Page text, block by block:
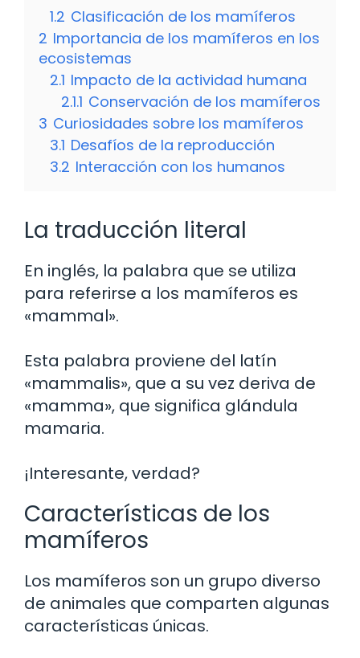
1.2 Clasificación de los mamíferos
2 Importancia de los mamíferos en los
ecosistemas
2.1 Impacto de la actividad humana
2.1.1 Conservación de los mamíferos
3 Curiosidades sobre los mamíferos
3.1 Desafíos de la reproducción
3.2 Interacción con los humanos
La traducción literal
En inglés, la palabra que se utiliza
para referirse a los mamíferos es
«mammal».
Esta palabra proviene del latín
«mammalis», que a su vez deriva de
«mamma», que significa glándula
mamaria.
¡Interesante, verdad?
Características de los
mamíferos
Los mamíferos son un grupo diverso
de animales que comparten algunas
características únicas.